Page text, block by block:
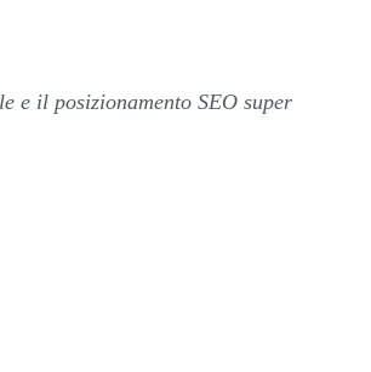
e il posizionamento SEO super